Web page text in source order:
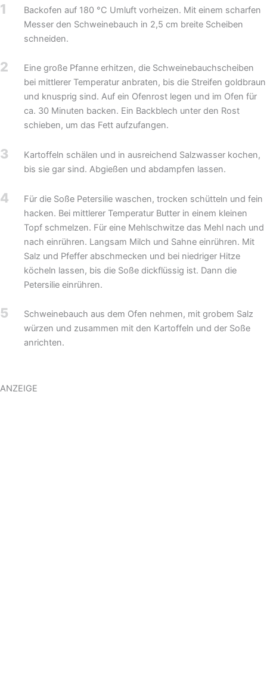
1
Backofen auf 180 °C Umluft vorheizen. Mit einem scharfen
Messer den Schweinebauch in 2,5 cm breite Scheiben
schneiden.
2
Eine große Pfanne erhitzen, die Schweinebauchscheiben
bei mittlerer Temperatur anbraten, bis die Streifen goldbraun
und knusprig sind. Auf ein Ofenrost legen und im Ofen für
ca. 30 Minuten backen. Ein Backblech unter den Rost
schieben, um das Fett aufzufangen.
3
Kartoffeln schälen und in ausreichend Salzwasser kochen,
bis sie gar sind. Abgießen und abdampfen lassen.
4
Für die Soße Petersilie waschen, trocken schütteln und fein
hacken. Bei mittlerer Temperatur Butter in einem kleinen
Topf schmelzen. Für eine Mehlschwitze das Mehl nach und
nach einrühren. Langsam Milch und Sahne einrühren. Mit
Salz und Pfeffer abschmecken und bei niedriger Hitze
köcheln lassen, bis die Soße dickflüssig ist. Dann die
Petersilie einrühren.
5
Schweinebauch aus dem Ofen nehmen, mit grobem Salz
würzen und zusammen mit den Kartoffeln und der Soße
anrichten.
ANZEIGE